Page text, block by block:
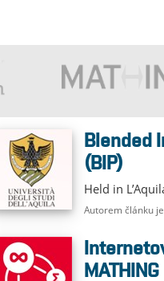
Blended Intensive Programme
(BIP)
Held in
Autorem článku je
MATHING